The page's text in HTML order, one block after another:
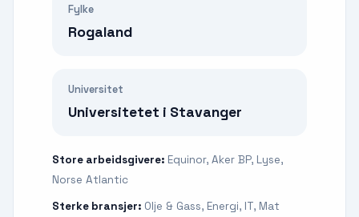
Fylke
Rogaland
Universitet
Universitetet i Stavanger
Store arbeidsgivere: Equinor, Aker BP, Lyse,
Norse Atlantic
Sterke bransjer: Olje & Gass, Energi, IT, Mat